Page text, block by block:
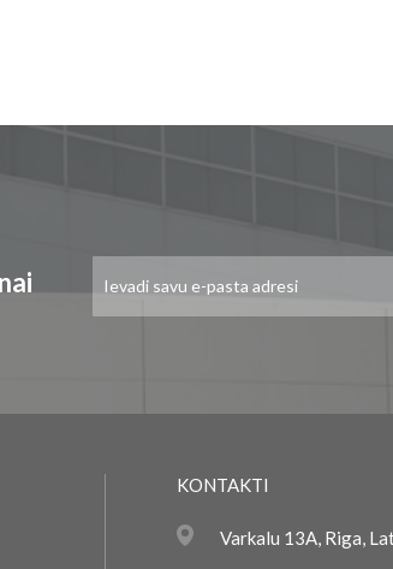
jaunumu
KONTAKTI
Varkalu 13A, Riga,